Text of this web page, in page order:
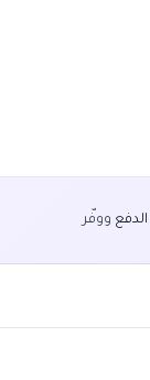
الدفع ووفّر